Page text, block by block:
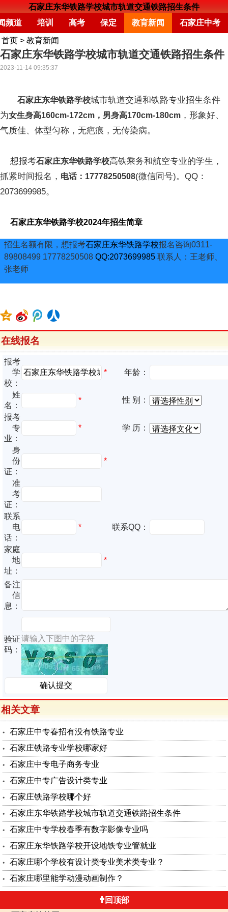
石家庄东华铁路学校城市轨道交通铁路招生条件
频道
培训 高考 保定 教育新闻 石家庄中考
首页 > 教育新闻
石家庄东华铁路学校城市轨道交通铁路招生条件
2023-11-14 09:35:37
石家庄东华铁路学校城市轨道交通和铁路专业招生条件
为女生身高160cm-172cm，男身高170cm-180cm ，形象好、
气质佳、体型匀称，无疤痕，无传染病。
想报考石家庄东华铁路学校高铁乘务和航空专业的学生，
抓紧时间报名， 电话：17778250508(微信同号)。QQ：
2073699985。
石家庄东华铁路学校2024年招生简章
招生名额有限，想报考石家庄东华铁路学校报名咨询0311-
89808499 17778250508 QQ:2073699985 联系人：王老师、
张老师
在线报名
报考
学
校：
* 年龄：
姓
名：
*
性 别：
报考
专
业：
* 学 历：
身
份
证：
*
准
考
证：
联系
电
话：
* 联系QQ：
家庭
地
址：
*
备注
信
息：
验证
码：
请输入下图中的字符
相关文章
石家庄中专春招有没有铁路专业
石家庄铁路专业学校哪家好
石家庄中专电子商务专业
石家庄中专广告设计类专业
石家庄铁路学校哪个好
石家庄东华铁路学校城市轨道交通铁路招生条件
石家庄中专学校春季有数字影像专业吗
石家庄东华铁路学校开设地铁专业管就业
石家庄哪个学校有设计类专业美术类专业？
石家庄哪里能学动漫动画制作？
回顶部